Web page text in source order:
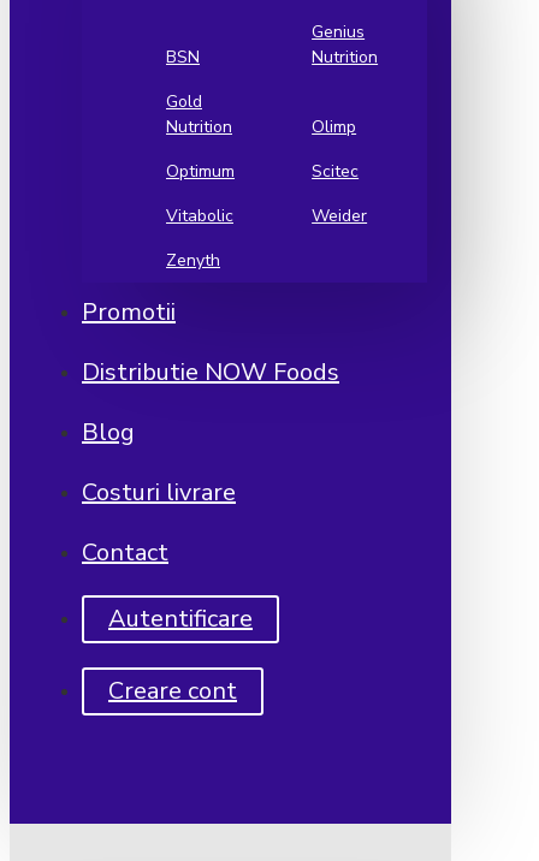
BSN
Genius
Nutrition
Gold
Nutrition
Olimp
Optimum
Scitec
Vitabolic
Weider
Zenyth
Promotii
Distributie NOW Foods
Blog
Costuri livrare
Contact
Autentificare
Creare cont